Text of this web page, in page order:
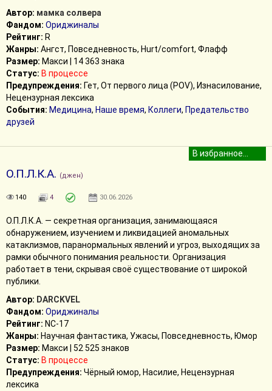
Автор: мамка солвера
Фандом: Ориджиналы
Рейтинг: R
Жанры: Ангст, Повседневность, Hurt/comfort, Флафф
Размер: Макси | 14 363 знака
Статус: В процессе
Предупреждения: Гет, От первого лица (POV), Изнасилование,
Нецензурная лексика
События: Медицина, Наше время, Коллеги, Предательство
друзей
О.П.Л.К.А. (джен)
140 4 30.06.2026
О.П.Л.К.А. — секретная организация, занимающаяся
обнаружением, изучением и ликвидацией аномальных
катаклизмов, паранормальных явлений и угроз, выходящих за
рамки обычного понимания реальности. Организация
работает в тени, скрывая своё существование от широкой
публики.
Автор: DARCKVEL
Фандом: Ориджиналы
Рейтинг: NC-17
Жанры: Научная фантастика, Ужасы, Повседневность, Юмор
Размер: Макси | 52 525 знаков
Статус: В процессе
Предупреждения: Чёрный юмор, Насилие, Нецензурная
лексика